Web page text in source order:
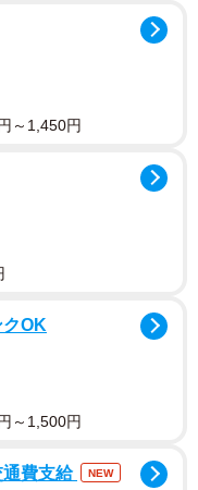
る様子は伝わってき
込んだまま動きませ
件超の“いいね”が
張って拒否柴」「早
など、思わずクスッ
たのに…
～1,450円
OK
～1,500円
通費支給 NEW